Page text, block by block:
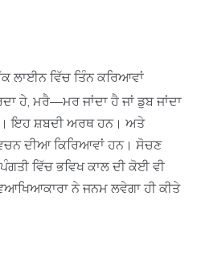
ਲਾਈਨ ਵਿੱਚ ਤਿੰਨ ਕਰਿਆਵਾਂ
ਹੇ, ਮਰੈ—ਮਰ ਜਾਂਦਾ ਹੈ ਜਾਂ ਡੁਬ ਜਾਂਦਾ
ਇਹ ਸ਼ਬਦੀ ਅਰਥ ਹਨ। ਅਤੇ
ਦੀਆ ਕਿਰਿਆਵਾਂ ਹਨ। ਸੋਚਣ
ਵਿੱਚ ਭਵਿਖ ਕਾਲ ਦੀ ਕੋਈ ਵੀ
ਨੇ ਜਨਮ ਲਵੇਗਾ ਹੀ ਕੀਤੇ